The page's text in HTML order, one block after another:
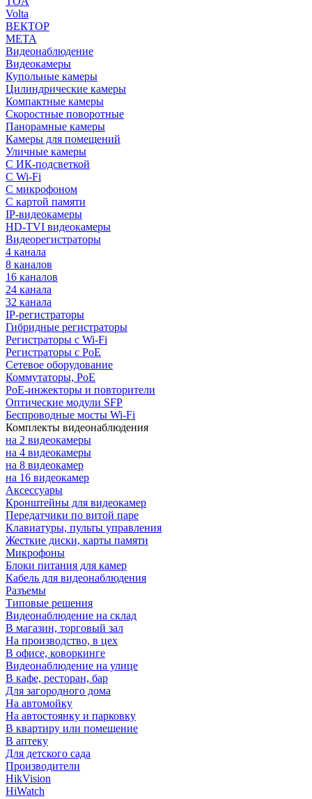
Volta
ВЕКТОР
МЕТА
Видеонаблюдение
Видеокамеры
Купольные камеры
Цилиндрические камеры
Компактные камеры
Скоростные поворотные
Панорамные камеры
Камеры для помещений
Уличные камеры
С ИК-подсветкой
С Wi-Fi
С микрофоном
С картой памяти
IP-видеокамеры
HD-TVI видеокамеры
Видеорегистраторы
4 канала
8 каналов
16 каналов
24 канала
32 канала
IP-регистраторы
Гибридные регистраторы
Регистраторы с Wi-Fi
Регистраторы с PoE
Сетевое оборудование
Коммутаторы, PoE
PoE-инжекторы и повторители
Оптические модули SFP
Беспроводные мосты Wi-Fi
Комплекты видеонаблюдения
на 2 видеокамеры
на 4 видеокамеры
на 8 видеокамер
на 16 видеокамер
Аксессуары
Кронштейны для видеокамер
Передатчики по витой паре
Клавиатуры, пульты управления
Жесткие диски, карты памяти
Микрофоны
Блоки питания для камер
Кабель для видеонаблюдения
Разъемы
Типовые решения
Видеонаблюдение на склад
В магазин, торговый зал
На производство, в цех
В офисе, коворкинге
Видеонаблюдение на улице
В кафе, ресторан, бар
Для загородного дома
На автомойку
На автостоянку и парковку
В квартиру или помещение
В аптеку
Для детского сада
Производители
HikVision
HiWatch